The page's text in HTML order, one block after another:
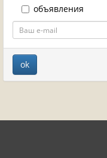
объявления